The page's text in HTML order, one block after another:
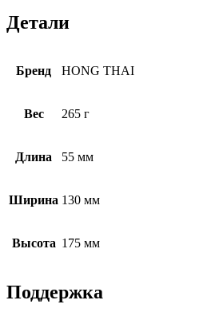
Детали
Бренд HONG THAI
Вес 265 г
Длина 55 мм
Ширина 130 мм
Высота 175 мм
Поддержка